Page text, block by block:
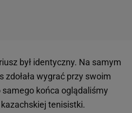
był identyczny. Na samym
zdołała wygrać przy swoim
końca oglądaliśmy
tenisistki.